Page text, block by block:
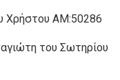
Χρήστου ΑΜ:50286
του Σωτηρίου